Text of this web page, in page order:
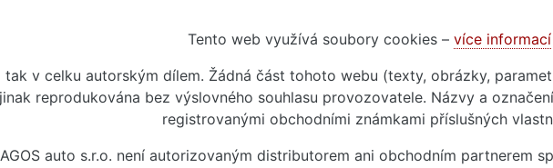
Tento web využívá soubory cookies – více informací
v celku autorským dílem. Žádná část tohoto webu (texty, obrázky,
reprodukována bez výslovného souhlasu provozovatele. Názvy a
registrovanými obchodními známkami příslušných
auto s.r.o. není autorizovaným distributorem ani obchodním partnerem